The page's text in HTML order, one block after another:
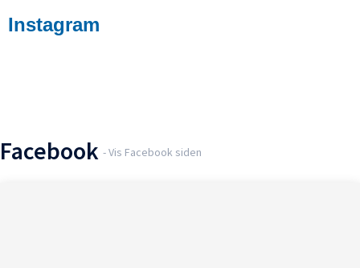
Instagram
Facebook - Vis Facebook siden